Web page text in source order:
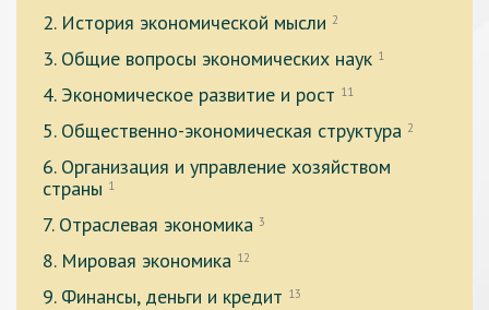
2. История экономической мысли 2
3. Общие вопросы экономических наук 1
4. Экономическое развитие и рост 11
5. Общественно-экономическая структура 2
6. Организация и управление хозяйством
страны 1
7. Отраслевая экономика 3
8. Мировая экономика 12
9. Финансы, деньги и кредит 13